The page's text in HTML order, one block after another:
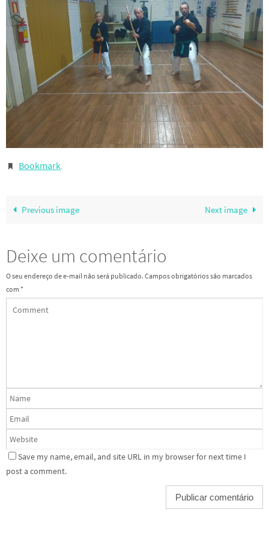
Bookmark.
Previous image Next image
Deixe um comentário
O seu endereço de e-mail não será publicado. Campos obrigatórios são marcados
com *
Save my name, email, and site URL in my browser for next time I
post a comment.